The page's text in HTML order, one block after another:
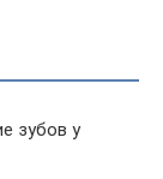
зубов у